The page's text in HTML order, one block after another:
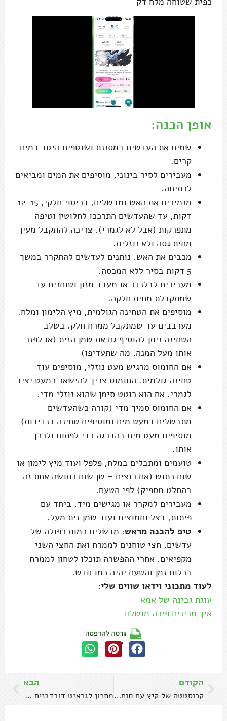
אופן הכנה:
שמים את העדשים במסננת ושוטפים היטב במים
קרים.
מעבירים לסיר בינוני, מוסיפים את המים ומביאים
לרתיחה.
מנמיכים את האש ומבשלים, בכיסוי חלקי, 12-15
דקות, עד שהעדשים התרככו לחלוטין וטיפה
מתפרקות (אבל לא לגמרי). צריכה להתקבל מעין
מחית גסה ולא נוזלית.
מכבים את האש. נותנים לעדשים להתקרר במשך
5 דקות בסיר ללא המכסה.
מעבירים לבלנדר או מעבד מזון וטוחנים עד
שמתקבלת מחית חלקה.
מוסיפים את הטחינה הגולמית, מיץ הלימון ומלח.
מערבבים עד שמתקבל ממרח חלק. בשלב
הטחינה ניתן להוסיף גם את שמן הזית (או לפזר
אותו מעל המנה, מה שתעדיפו)
אם החומוס מרגיש מעט נוזלי, מוסיפים עוד
טחינה גולמית. החומוס צריך להישאר כמעט יציב
לגמרי. אם הוא רוטט סימן שהוא נוזלי מדי.
אם החומוס סמיך מדי (קורה כשהעדשים
מתבשלים במעט מים ומוסיפים טחינה בנדיבות)
מוסיפים מעט מים בהדרגה כדי לפתוח ולרכך
אותו.
טועמים ומתבלים במלח, פלפל ועוד מיץ לימון או
שום כתוש (אם רוצים – שן שום כתושה אחת זה
בהחלט מספיק) לפי הטעם.
מעבירים למקרר או מגישים מיד, ביחד עם
פיתות, בצל וחמוצים ועוד שמן זית מעל.
טיפ להכנה מראש: מבשלים כמות כפולה של
עדשים, חצי טוחנים לממרח ואת החצי השני
מקפיאים. אחרי ההפשרה תוכלו לטחון לממרח
בכלום זמן והטעם יהיה כמו חדש.
לעוד מתכוני וידאו שווים שלי:
עוגת גבינה של אמא
איך מכינים פירה מושלם
שתפו:
הקודם
קרוסטטה של קיץ עם תום פרנץ
הבא
מתכון לגראנט דובדבנים ושזיפים